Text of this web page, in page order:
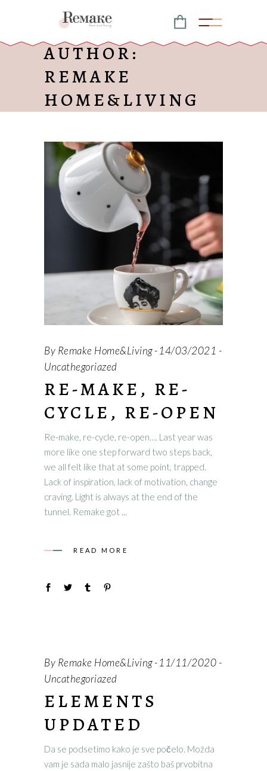
AUTHOR:
REMAKE
HOME&LIVING
By Remake Home&Living 14/03/2021
Uncathegoriazed
RE-MAKE, RE-
CYCLE, RE-OPEN
Re-make, re-cycle, re-open…. Last year was
more like one step forward two steps back,
we all felt like that at some point, trapped.
Lack of inspiration, lack of motivation, change
craving. Light is always at the end of the
tunnel. Remake got
READ MORE
By Remake Home&Living 11/11/2020
Uncathegoriazed
ELEMENTS
UPDATED
Da se podsetimo kako je sve počelo. Možda
vam je sada malo jasnije zašto baš prvobitna